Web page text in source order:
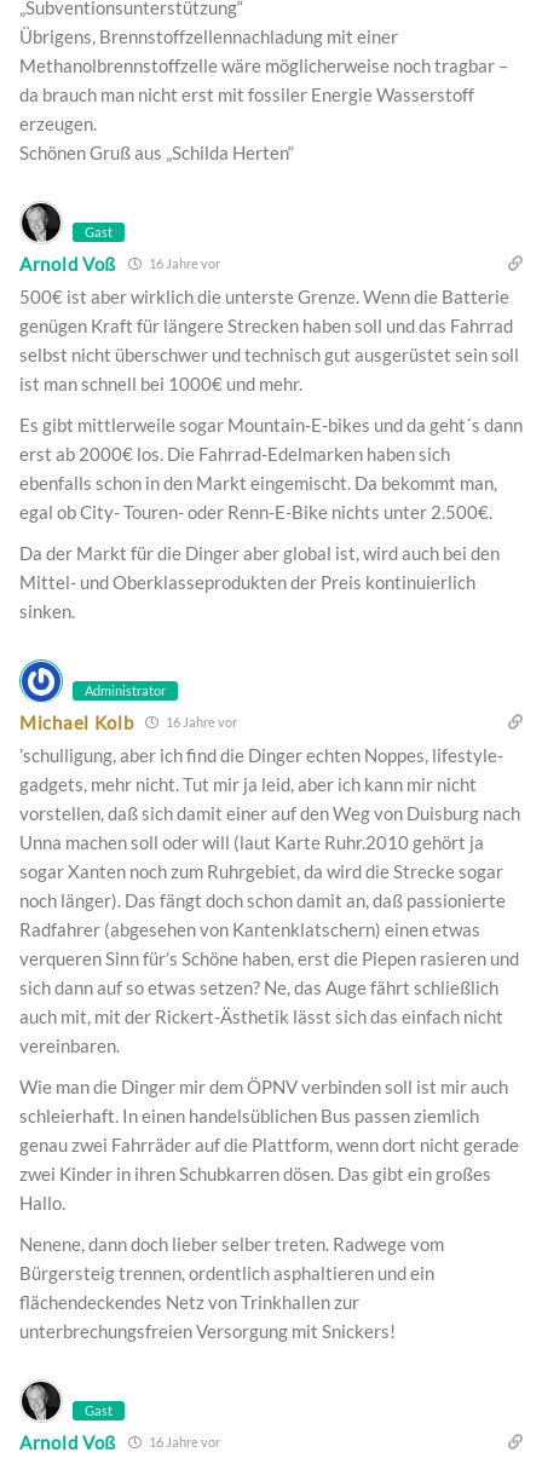
„Subventionsunterstützung“
Übrigens, Brennstoffzellennachladung mit einer
Methanolbrennstoffzelle wäre möglicherweise noch tragbar –
da brauch man nicht erst mit fossiler Energie Wasserstoff
erzeugen.
Schönen Gruß aus „Schilda Herten“
Gast
Arnold Voß 16 Jahre vor
500€ ist aber wirklich die unterste Grenze. Wenn die Batterie
genügen Kraft für längere Strecken haben soll und das Fahrrad
selbst nicht überschwer und technisch gut ausgerüstet sein soll
ist man schnell bei 1000€ und mehr.
Es gibt mittlerweile sogar Mountain-E-bikes und da geht´s dann
erst ab 2000€ los. Die Fahrrad-Edelmarken haben sich
ebenfalls schon in den Markt eingemischt. Da bekommt man,
egal ob City- Touren- oder Renn-E-Bike nichts unter 2.500€.
Da der Markt für die Dinger aber global ist, wird auch bei den
Mittel- und Oberklasseprodukten der Preis kontinuierlich
sinken.
Administrator
Michael Kolb 16 Jahre vor
’schulligung, aber ich find die Dinger echten Noppes, lifestyle-
gadgets, mehr nicht. Tut mir ja leid, aber ich kann mir nicht
vorstellen, daß sich damit einer auf den Weg von Duisburg nach
Unna machen soll oder will (laut Karte Ruhr.2010 gehört ja
sogar Xanten noch zum Ruhrgebiet, da wird die Strecke sogar
noch länger). Das fängt doch schon damit an, daß passionierte
Radfahrer (abgesehen von Kantenklatschern) einen etwas
verqueren Sinn für’s Schöne haben, erst die Piepen rasieren und
sich dann auf so etwas setzen? Ne, das Auge fährt schließlich
auch mit, mit der Rickert-Ästhetik lässt sich das einfach nicht
vereinbaren.
Wie man die Dinger mir dem ÖPNV verbinden soll ist mir auch
schleierhaft. In einen handelsüblichen Bus passen ziemlich
genau zwei Fahrräder auf die Plattform, wenn dort nicht gerade
zwei Kinder in ihren Schubkarren dösen. Das gibt ein großes
Hallo.
Nenene, dann doch lieber selber treten. Radwege vom
Bürgersteig trennen, ordentlich asphaltieren und ein
flächendeckendes Netz von Trinkhallen zur
unterbrechungsfreien Versorgung mit Snickers!
Gast
Arnold Voß 16 Jahre vor